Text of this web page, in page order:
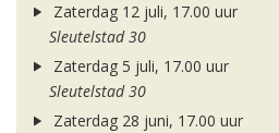
Zaterdag 12 juli, 17.00 uur
Sleutelstad 30
Zaterdag 5 juli, 17.00 uur
Sleutelstad 30
Zaterdag 28 juni, 17.00 uur